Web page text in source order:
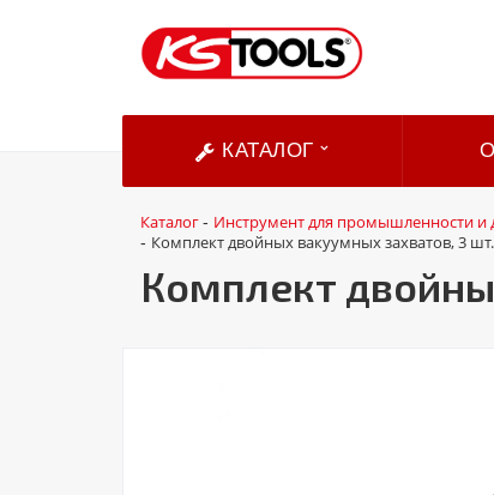
КАТАЛОГ
Каталог- Инструмент для промышленности и
- Комплект двойных вакуумных захватов, 3 шт.
Комплект